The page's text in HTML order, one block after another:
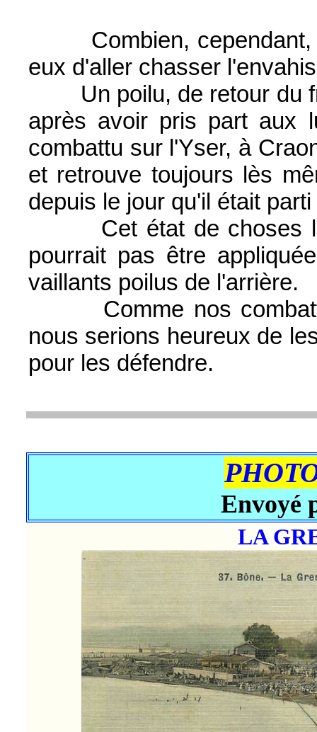
Combien, cependant, il
eux d'aller chasser
Un poilu, de retour du
après avoir pris part aux
combattu sur l'Yser, à
et retrouve toujours lès
depuis le jour qu'il était
Cet état de choses le
pourrait pas être
vaillants poilus de l'arrière.
Comme nos
nous serions heureux de
pour les défendre.
Envoyé
LA